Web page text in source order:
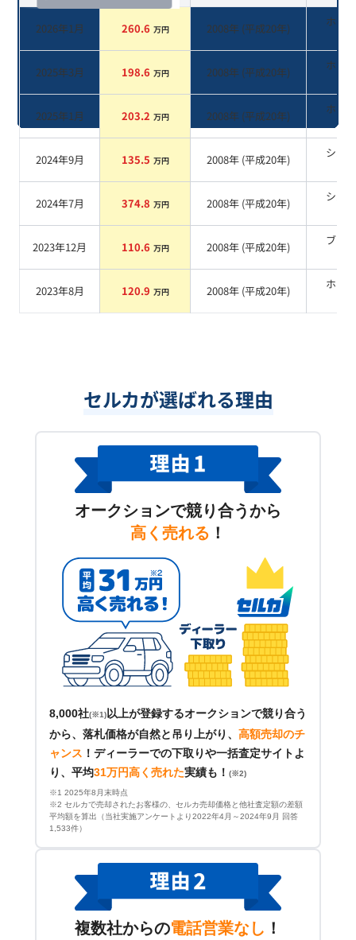
2026年1月 260.6 万円 2008年 (平成20年)
ホワ
2025年3月 198.6 万円 2008年 (平成20年)
ホワ
2025年1月 203.2 万円 2008年 (平成20年)
ホワ
2024年9月 135.5 万円 2008年 (平成20年)
シル
2024年7月 374.8 万円 2008年 (平成20年)
シル
2023年12月 110.6 万円 2008年 (平成20年)
ブラ
2023年8月 120.9 万円 2008年 (平成20年)
ホワ
セルカが選ばれる理由
オークションで競り合うから
高く売れる ！
8,000社(※1) 以上が登録するオークションで競り合う
から、落札価格が自然と吊り上がり、 高額売却のチ
ャンス ！ ディーラーでの下取りや一括査定サイトよ
り、平均31万円高く売れた実績も！ (※2)
※1 2025年8月末時点
※2 セルカで売却されたお客様の、セルカ売却価格と他社査定額の差額
平均額を算出（当社実施アンケートより2022年4月～2024年9月 回答
1,533件）
複数社からの電話営業なし ！